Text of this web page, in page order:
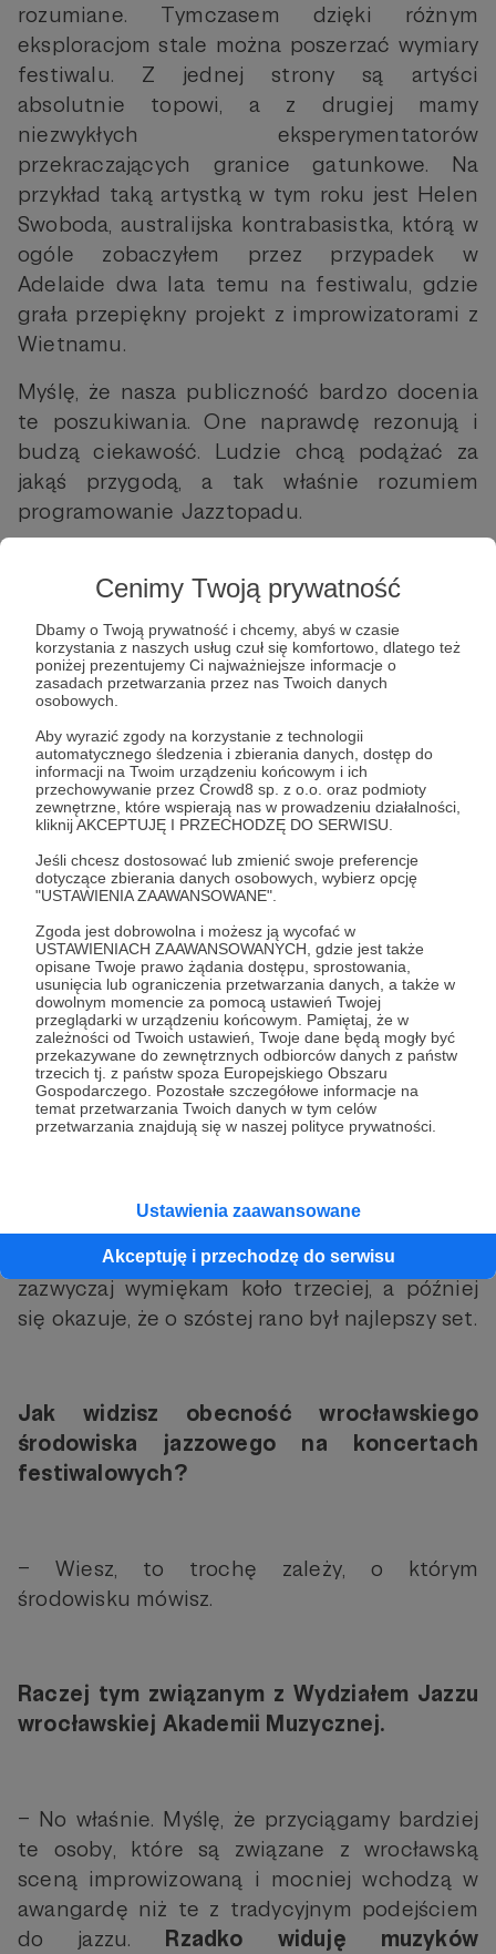
Cenimy Twoją prywatność
Dbamy o Twoją prywatność i chcemy, abyś w czasie
korzystania z naszych usług czuł się komfortowo, dlatego też
poniżej prezentujemy Ci najważniejsze informacje o
zasadach przetwarzania przez nas Twoich danych
osobowych.
Aby wyrazić zgody na korzystanie z technologii
automatycznego śledzenia i zbierania danych, dostęp do
informacji na Twoim urządzeniu końcowym i ich
przechowywanie przez Crowd8 sp. z o.o. oraz podmioty
zewnętrzne, które wspierają nas w prowadzeniu działalności,
kliknij AKCEPTUJĘ I PRZECHODZĘ DO SERWISU.
Jeśli chcesz dostosować lub zmienić swoje preferencje
dotyczące zbierania danych osobowych, wybierz opcję
"USTAWIENIA ZAAWANSOWANE".
Zgoda jest dobrowolna i możesz ją wycofać w
USTAWIENIACH ZAAWANSOWANYCH, gdzie jest także
opisane Twoje prawo żądania dostępu, sprostowania,
usunięcia lub ograniczenia przetwarzania danych, a także w
dowolnym momencie za pomocą ustawień Twojej
przeglądarki w urządzeniu końcowym. Pamiętaj, że w
zależności od Twoich ustawień, Twoje dane będą mogły być
przekazywane do zewnętrznych odbiorców danych z państw
trzecich tj. z państw spoza Europejskiego Obszaru
Gospodarczego. Pozostałe szczegółowe informacje na
temat przetwarzania Twoich danych w tym celów
przetwarzania znajdują się w naszej polityce prywatności.
Ustawienia zaawansowane
Akceptuję i przechodzę do serwisu
rozumiane. Tymczasem dzięki różnym
eksploracjom stale można poszerzać wymiary
festiwalu. Z jednej strony są artyści
absolutnie topowi, a z drugiej mamy
niezwykłych eksperymentatorów
przekraczających granice gatunkowe. Na
przykład taką artystką w tym roku jest Helen
Swoboda, australijska kontrabasistka, którą w
ogóle zobaczyłem przez przypadek w
Adelaide dwa lata temu na festiwalu, gdzie
grała przepiękny projekt z improwizatorami z
Wietnamu.
Myślę, że nasza publiczność bardzo docenia
te poszukiwania. One naprawdę rezonują i
budzą ciekawość. Ludzie chcą podążać za
jakąś przygodą, a tak właśnie rozumiem
programowanie Jazztopadu.
Jaką przestrzeń wykorzystujesz na
miejsce spotkań pokoncertowych? Nadal
jest to Mleczarnia?
– Tak. Tamcodziennie w trakcie festiwalu
odbywają się sesje improwizowane, które
potrafią trwać do siódmej rano! Przychodzą
ludzie, którym zależy na kontynuacji wieczoru,
na spotkaniach z artystami, z którymi przy
innym raz bywa 150. To zależy, jaki jest dzień,
jaka jest energia i tak dalej.Podobną funkcję
pełnią koncerty w prywatnych
mieszkaniach, które z powodzeniem
kontynuujemy od lat.To też jest świetny
moment na takie spotkania. Te koncerty
cieszą się wielkim zainteresowaniem i
W Mleczarni pojawia się większość
festiwalowych artystów, dzieją się
niesamowite rzeczy. Też tam jestem i
zazwyczaj wymiękam koło trzeciej, a później
się okazuje, że o szóstej rano był najlepszy set.
Jak widzisz obecność wrocławskiego
środowiska jazzowego na koncertach
festiwalowych?
– Wiesz, to trochę zależy, o którym
środowisku mówisz.
Raczej tym związanym z Wydziałem Jazzu
wrocławskiej Akademii Muzycznej.
– No właśnie. Myślę, że przyciągamy bardziej
te osoby, które są związane z wrocławską
sceną improwizowaną i mocniej wchodzą w
awangardę niż te z tradycyjnym podejściem
do jazzu. Rzadko widuję muzyków